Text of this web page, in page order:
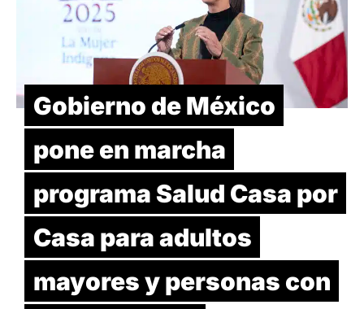
Gobierno de México
pone en marcha
programa Salud Casa por
Casa para adultos
mayores y personas con